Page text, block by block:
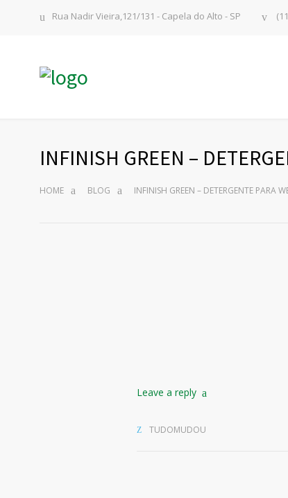
Rua Nadir Vieira,121/131 - Capela do Alto - SP
INFINISH GREEN –
HOME BLOG INFINISH GREEN – DETERGENTE PARA
Leave a reply
TUDOMUDOU